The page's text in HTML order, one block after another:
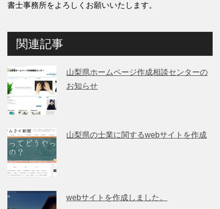
書士事務所をよろしくお願いいたします。
関連記事
山梨県ホームページ作成相談センターの
お知らせ
山梨県の士業に関するwebサイトを作成
webサイトを作成しました。